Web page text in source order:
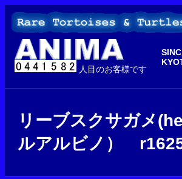
を
人目のお客様です
リーブスクサガメ
ルアルビノ）